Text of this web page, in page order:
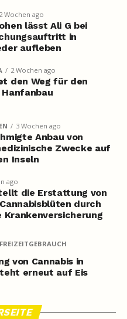
2 Wochen ago
lässt Ali G bei
in
aufleben
2 Wochen ago
den Weg für den
3 Wochen ago
Anbau von
Zwecke auf
Inseln
ago
die Erstattung von
durch
Krankenversicherung
von Cannabis in
erneut auf Eis